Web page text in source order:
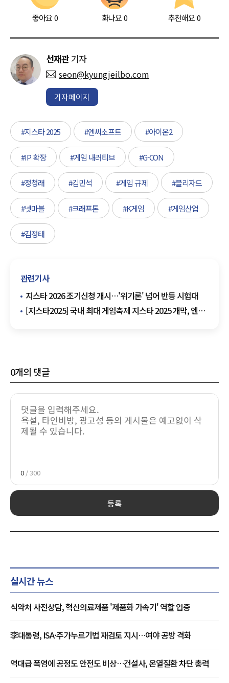
좋아요0 화나요0 추천해요 0
선재관 기자
seon@kyungjeilbo.com
기자페이지
#지스타 2025 #엔씨소프트 #아이온2
#IP 확장 #게임 내러티브 #G-CON
#정청래 #김민석 #게임 규제 #블리자드
#넷마블 #크래프톤 #K게임 #게임산업
#김정태
관련기사
지스타 2026 조기신청 개시…'위기론' 넘어 반등 시험대
[지스타2025] 국내 최대 게임축제 지스타 2025 개막, 엔씨
0개의 댓글
0 / 300
등록
실시간 뉴스
식약처 사전상담, 혁신의료제품 '제품화 가속기' 역할 입증
李대통령, ISA·주가누르기법 재검토 지시…여야 공방 격화
역대급 폭염에 공정도 안전도 비상…건설사, 온열질환 차단 총력